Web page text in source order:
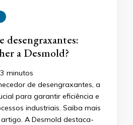
desengraxantes:
a Desmold?
3 minutos
de desengraxantes, a
para garantir eficiência e
industriais. Saiba mais
A Desmold destaca-